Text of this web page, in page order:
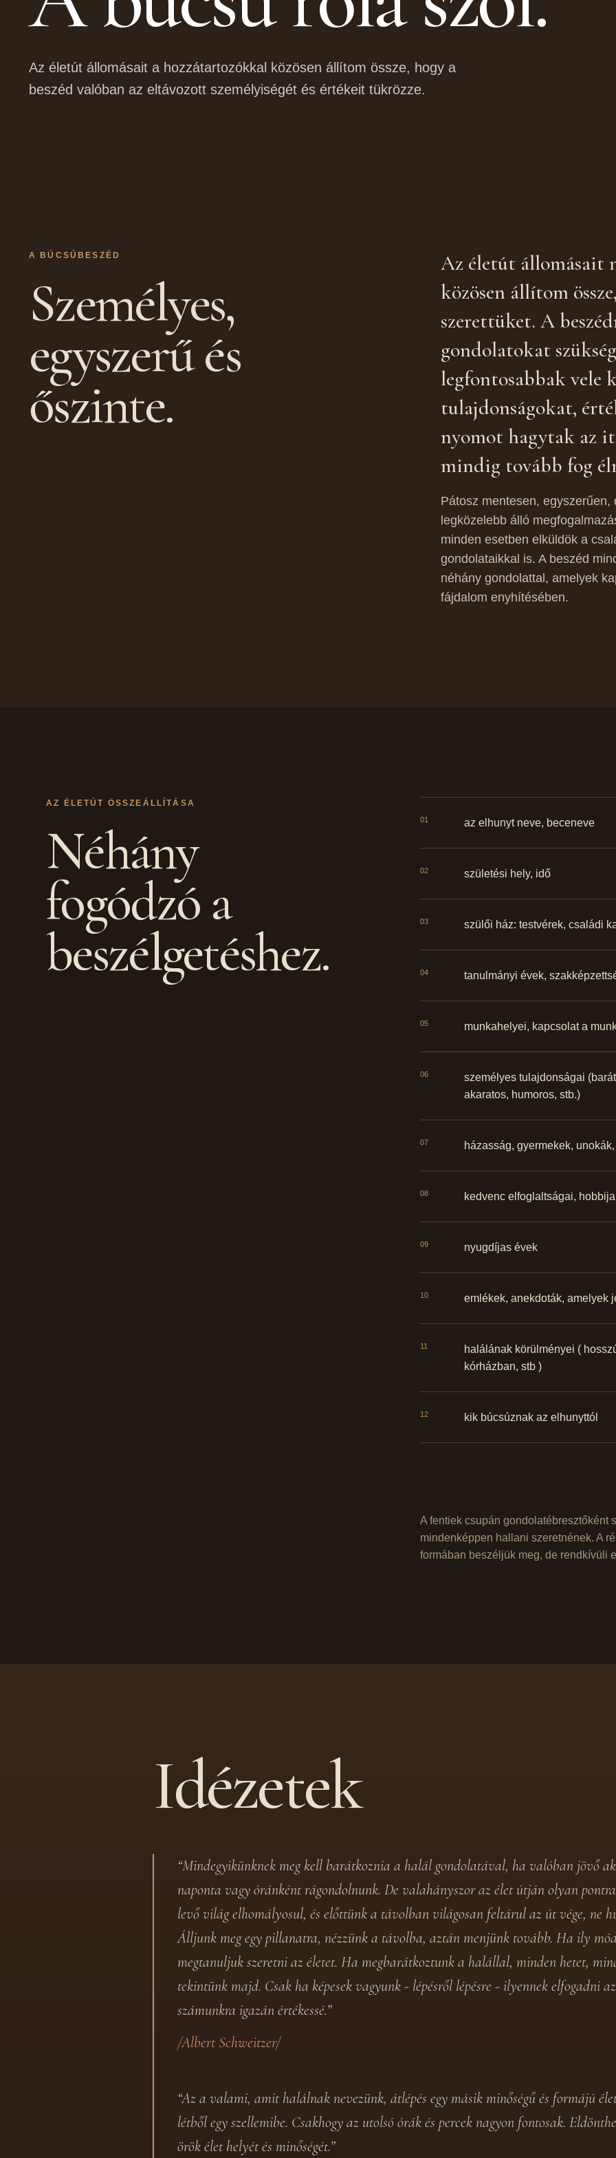
Az életút állomásait a hozzátartozókkal közösen állítom össze, hogy a
beszéd valóban az eltávozott személyiségét és értékeit tükrözze.
A BÚCSÚBESZÉD
Személyes,
egyszerű és
őszinte.
Az életút állomásait
közösen állítom
szerettüket. A
gondolatokat
legfontosabbak vele
tulajdonságokat,
nyomot hagytak az
mindig tovább fog
Pátosz mentesen,
legközelebb álló
minden esetben elküldök a
gondolataikkal is. A beszéd
néhány gondolattal, amelyek
fájdalom enyhítésében.
AZ ÉLETÚT ÖSSZEÁLLÍTÁSA
Néhány
fogódzó a
beszélgetéshez.
01 az elhunyt neve, beceneve
02 születési hely, idő
03 szülői ház: testvérek, családi
04 tanulmányi évek,
05 munkahelyei, kapcsolat a
06
személyes tulajdonságai
akaratos, humoros, stb.)
07 házasság, gyermekek,
08 kedvenc elfoglaltságai,
09 nyugdíjas évek
10 emlékek, anekdoták, amelyek
11
halálának körülményei (
kórházban, stb )
12 kik búcsúznak az elhunyttól
A fentiek csupán gondolatébresztőként
mindenképpen hallani szeretnének. A
formában beszéljük meg, de rendkívüli
Idézetek
“Mindegyikünknek meg kell barátkoznia a halál gondolatával, ha valóban jövő
naponta vagy óránként rágondolnunk. De valahányszor az élet útján olyan
levő világ elhomályosul, és előttünk a távolban világosan feltárul az út vége, ne
Álljunk meg egy pillanatra, nézzünk a távolba, aztán menjünk tovább. Ha ily
megtanuljuk szeretni az életet. Ha megbarátkoztunk a halállal, minden hetet,
tekintünk majd. Csak ha képesek vagyunk - lépésről lépésre - ilyennek elfogadni
számunkra igazán értékessé.”
/Albert Schweitzer/
“Az a valami, amit halálnak nevezünk, átlépés egy másik minőségű és formájú
létből egy szellemibe. Csakhogy az utolsó órák és percek nagyon fontosak.
örök élet helyét és minőségét.”